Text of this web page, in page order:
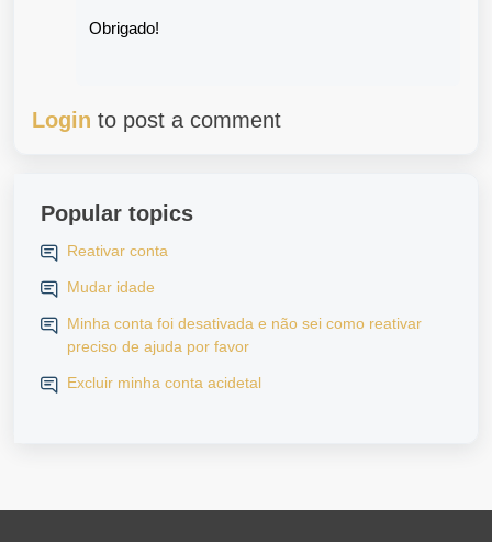
Obrigado!
Login to post a comment
Popular topics
Reativar conta
Mudar idade
Minha conta foi desativada e não sei como reativar
preciso de ajuda por favor
Excluir minha conta acidetal